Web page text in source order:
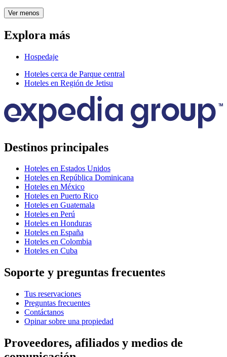
Ver menos
Explora más
Hospedaje
Hoteles cerca de Parque central
Hoteles en Región de Jetisu
Destinos principales
Hoteles en Estados Unidos
Hoteles en República Dominicana
Hoteles en México
Hoteles en Puerto Rico
Hoteles en Guatemala
Hoteles en Perú
Hoteles en Honduras
Hoteles en España
Hoteles en Colombia
Hoteles en Cuba
Soporte y preguntas frecuentes
Tus reservaciones
Preguntas frecuentes
Contáctanos
Opinar sobre una propiedad
Proveedores, afiliados y medios de